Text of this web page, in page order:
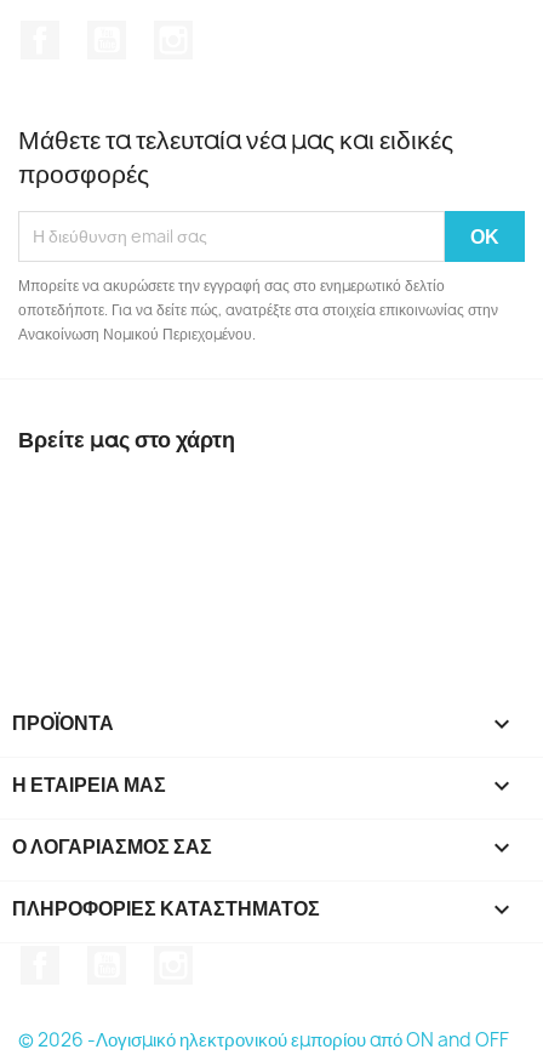
Μάθετε τα τελευταία νέα μας και ειδικές
προσφορές
Μπορείτε να ακυρώσετε την εγγραφή σας στο ενημερωτικό δελτίο
οποτεδήποτε. Για να δείτε πώς, ανατρέξτε στα στοιχεία επικοινωνίας στην
Ανακοίνωση Νομικού Περιεχομένου.
Βρείτε μας στο χάρτη
ΠΡΟΪΌΝΤΑ 
Η ΕΤΑΙΡΕΊΑ ΜΑΣ 
Ο ΛΟΓΑΡΙΑΣΜΌΣ ΣΑΣ 
ΠΛΗΡΟΦΟΡΊΕΣ ΚΑΤΑΣΤΉΜΑΤΟΣ keyboard_arrow_down
© 2026 -Λογισμικό ηλεκτρονικού εμπορίου από ON and OFF